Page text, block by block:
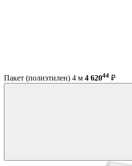
Пакет (полиэтилен) 4 м 4 62044 ₽